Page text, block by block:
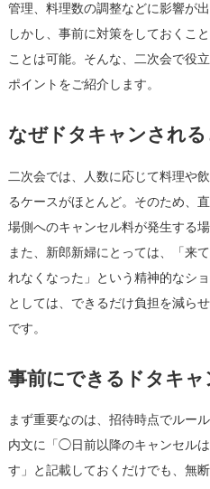
管理、料理数の調整などに影響が出
しかし、事前に対策をしておくこ
ことは可能。そんな、二次会で役
ポイントをご紹介します。
なぜドタキャンされる
二次会では、人数に応じて料理や
るケースがほとんど。そのため、
場側へのキャンセル料が発生する場
また、新郎新婦にとっては、「来
れなくなった」という精神的なシ
としては、できるだけ負担を減ら
です。
事前にできるドタキャ
まず重要なのは、招待時点でルー
内文に「◯日前以降のキャンセル
す」と記載しておくだけでも、無